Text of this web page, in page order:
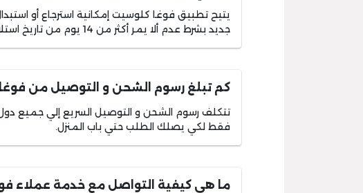
يتيح تطبيق فوغا كلوسيت إمكانية استرجاع أو
جديد بشرط عدم ألا يمر أكثر من 14 يوم من تاريخ استلامها.
كم تبلغ رسوم الشحن و التوصيل من
فقط لكي يصلك الطلب حتي باب المنزل.
ما هي كيفية التواصل مع خدمة عملاء